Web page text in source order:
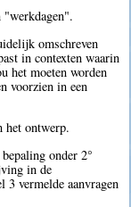
omschreven
in contexten waarin
het moeten worden
voorzien in een
het ontwerp.
onder 2°
in de
3 vermelde aanvragen